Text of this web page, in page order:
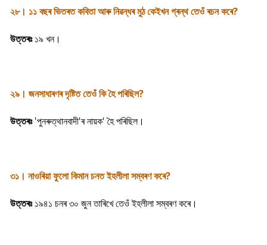
২৮। ১১ বছৰ ভিতৰত কবিতা আৰু নিৱন্ধৰ মুঠ কেইখন গ্ৰন্থ তেওঁ ৰচন কৰে?
উত্তৰঃ১৯ খন।
২৯। জনসাধাৰণৰ দৃষ্টিত তেওঁ কি হৈ পৰিছিল?
উত্তৰঃ'পুনৰুত্থানবাদী'ৰ নায়ক' হৈ পৰিছিল।
৩১। নাওৰিয়া ফুলো কিমান চনত ইহলীলা সম্বৰণ কৰে?
উত্তৰঃ১৯৪১ চনৰ ৩০ জুন তাৰিখে তেওঁ ইহলীলা সম্বৰণ কৰে।